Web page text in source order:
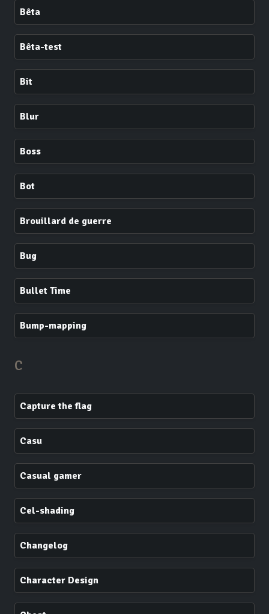
Bêta
Bêta-test
Bit
Blur
Boss
Bot
Brouillard de guerre
Bug
Bullet Time
Bump-mapping
C
Capture the flag
Casu
Casual gamer
Cel-shading
Changelog
Character Design